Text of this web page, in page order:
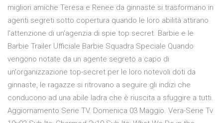
migliori amiche Teresa e Renee da ginnaste si trasformano in
agenti segreti sotto copertura quando le loro abilità attirano
l'attenzione di un'agenzia di spie top secret. Barbie e le
Barbie Trailer Ufficiale Barbie Squadra Speciale Quando
vengono notate da un agente segreto a capo di
un'organizzazione top-secret per le loro notevoli doti da
ginnaste, le ragazze si ritrovano a seguire gli indizi che
conducono ad una abile ladra che è riuscita a sfuggire a tutti.
Aggiornamento Serie TV. Domenica 03 Maggio. Vera-Serie Tv